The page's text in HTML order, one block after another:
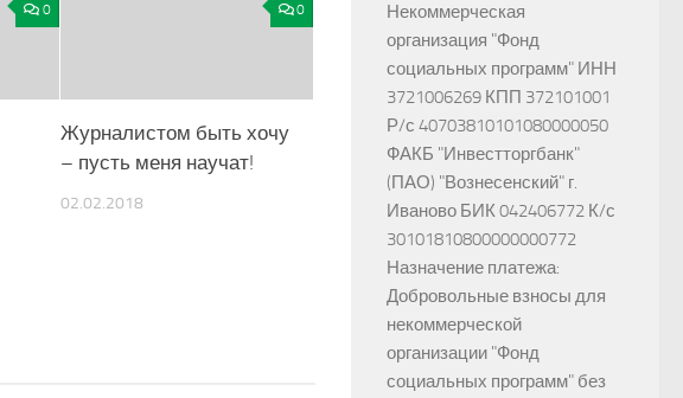
0 0
Журналистом быть хочу
– пусть меня научат!
02.02.2018
Некоммерческая
организация "Фонд
социальных программ" ИНН
3721006269 КПП 372101001
Р/с 40703810101080000050
ФАКБ "Инвестторгбанк"
(ПАО) "Вознесенский" г.
Иваново БИК 042406772 К/с
30101810800000000772
Назначение платежа:
Добровольные взносы для
некоммерческой
организации "Фонд
социальных программ" без